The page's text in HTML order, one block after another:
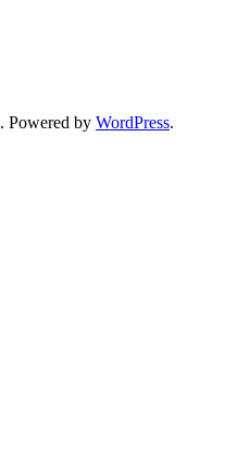
. Powered by WordPress.